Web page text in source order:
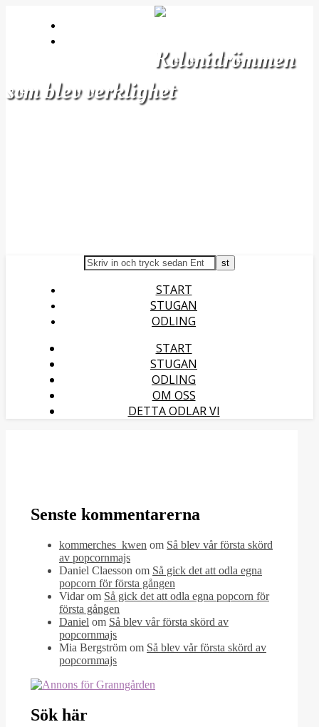
Kolonidrömmen
som blev verklighet
START
STUGAN
ODLING
START
STUGAN
ODLING
OM OSS
DETTA ODLAR VI
Senste kommentarerna
kommerches_kwen om Så blev vår första skörd
av popcornmajs
Daniel Claesson om Så gick det att odla egna
popcorn för första gången
Vidarom Så gick det att odla egna popcorn för
första gången
Daniel om Så blev vår första skörd av
popcornmajs
Mia Bergström om Så blev vår första skörd av
popcornmajs
Sök här